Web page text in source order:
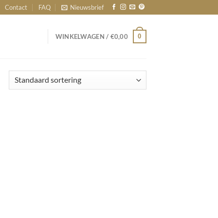
Contact FAQ Nieuwsbrief
WINKELWAGEN / €0,00 0